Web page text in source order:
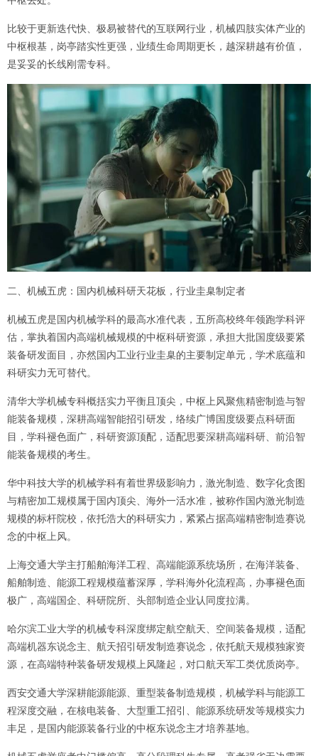
比较于更新迭代快、极易被替代的互联网行业，机械四肢实体产业的
中枢根基，岗亭踏实性更强，业绩生命周期更长，越深耕越有价值，
是妥妥的长线刚需专科。
二、机械五虎：国内机械科研天花板，行业圭臬制定者
机械五虎是国内机械学科的最高水准代表，五所高校终年领跑学科评
估，掌执着国内高端机械规模的中枢科研资源，承担大批国度级要紧
装备研发面目，亦然国内工业行业圭臬的主要制定单元，学术底蕴和
科研实力无可替代。
清华大学机械专科概括实力平衡且顶尖，中枢上风聚焦精密制造与智
能装备规模，深耕高端智能招引研发，络续广博国度级要点科研面
目，学科褪色面广，科研资源顶配，适配思要深耕高端科研、前沿智
能装备规模的考生。
华中科技大学的机械学科有着世界级影响力，激光制造、数字化贪图
与精密加工规模属于国内顶尖、海外一活水准，被称作国内激光制造
规模的标杆院校，依托浩大的科研实力，紧紧占据高端精密制造赛说
念的中枢上风。
上海交通大学主打船舶海洋工程、高端能源系统场所，在海洋装备、
船舶制造、能源工程规模蕴蓄深厚，学科海外化流程高，办事褪色面
极广，高端国企、科研院所、头部制造企业认同度拉满。
哈尔滨工业大学的机械专科深度绑定航空航天、空间装备规模，适配
高端机器东说念主、航天招引研发制造赛说念，依托航天规模独家资
源，在高端特种装备研发规模上风隆起，对口航天军工类优质岗亭。
西安交通大学深耕能源能源、重型装备制造规模，机械学科与能源工
程深度交融，在核电装备、大型重工招引、能源系统研发等规模实力
丰足，是国内能源装备行业的中枢东说念主才培养基地。